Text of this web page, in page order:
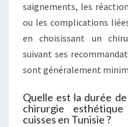
saignements, les
ou les complications
en choisissant un
suivant ses
sont généralement
Quelle est la durée
chirurgie
cuisses en Tunisie ?